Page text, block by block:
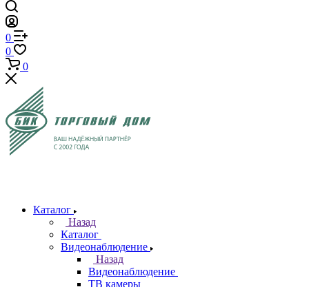
0
0
0
Каталог
Назад
Каталог
Видеонаблюдение
Назад
Видеонаблюдение
ТВ камеры